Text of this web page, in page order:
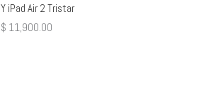
Y iPad Air 2 Tristar
$ 11,900.00